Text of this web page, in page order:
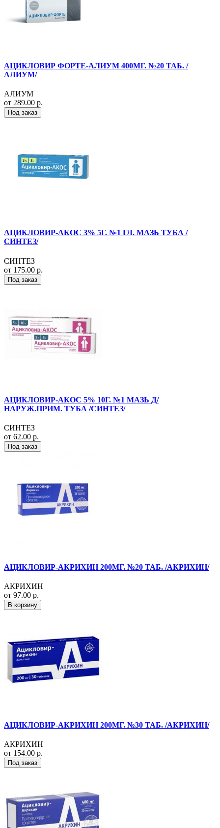
АЦИКЛОВИР ФОРТЕ-АЛИУМ 400МГ. №20 ТАБ. /
АЛИУМ/
АЛИУМ
от 289.00 р.
Под заказ
АЦИКЛОВИР-АКОС 3% 5Г. №1 ГЛ. МАЗЬ ТУБА /
СИНТЕЗ/
СИНТЕЗ
от 175.00 р.
Под заказ
АЦИКЛОВИР-АКОС 5% 10Г. №1 МАЗЬ Д/
НАРУЖ.ПРИМ. ТУБА /СИНТЕЗ/
СИНТЕЗ
от 62.00 р.
Под заказ
АЦИКЛОВИР-АКРИХИН 200МГ. №20 ТАБ. /АКРИХИН/
АКРИХИН
от 97.00 р.
В корзину
АЦИКЛОВИР-АКРИХИН 200МГ. №30 ТАБ. /АКРИХИН/
АКРИХИН
от 154.00 р.
Под заказ